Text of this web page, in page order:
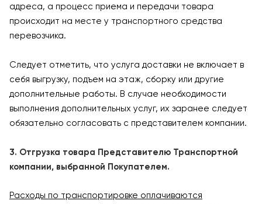
адреса, а процесс приема и передачи товара
происходит на месте у транспортного средства
перевозчика.
Следует отметить, что услуга доставки не включает в
себя выгрузку, подъем на этаж, сборку или другие
дополнительные работы. В случае необходимости
выполнения дополнительных услуг, их заранее следует
обязательно согласовать с представителем компании.
3. Отгрузка товара Представителю Транспортной
компании, выбранной Покупателем.
Расходы по транспортировке оплачиваются